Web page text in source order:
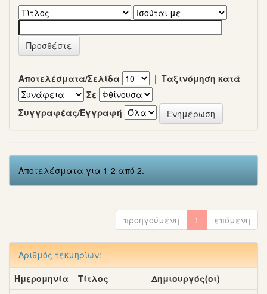
Αποτελέσματα/Σελίδα | Ταξινόμηση κατά
Σε
Συγγραφέας/Εγγραφή
Αποτελέσματα για 1-2 από 2.
προηγούμενη 1 επόμενη
Αριθμός τεκμηρίων:
Ημερομηνία
Τίτλος
Δημιουργός(οι)